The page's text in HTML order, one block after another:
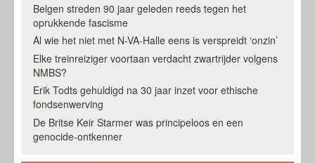
Belgen streden 90 jaar geleden reeds tegen het
oprukkende fascisme
Al wie het niet met N-VA-Halle eens is verspreidt ‘onzin’
Elke treinreiziger voortaan verdacht zwartrijder volgens
NMBS?
Erik Todts gehuldigd na 30 jaar inzet voor ethische
fondsenwerving
De Britse Keir Starmer was principeloos en een
genocide-ontkenner